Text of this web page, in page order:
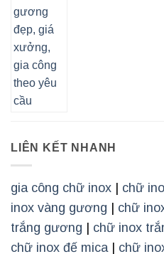
LIÊN KẾT NHANH
gia công chữ inox | chữ
inox vàng gương | chữ
trắng gương | chữ inox
chữ inox đế mica | chữ